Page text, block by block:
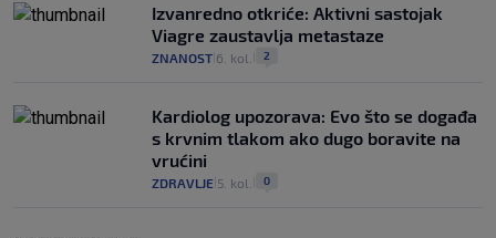
Izvanredno otkriće: Aktivni sastojak
Viagre zaustavlja metastaze
ZNANOST 6. kol. 2
Kardiolog upozorava: Evo što se događa
s krvnim tlakom ako dugo boravite na
vrućini
ZDRAVLJE 5. kol. 0